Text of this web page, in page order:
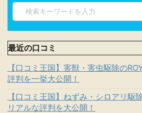
最近の口コミ
【口コミ王国】害獣・害虫駆除の
評判を一挙大公開！
【口コミ王国】ねずみ・シロアリ駆
リアルな評判を大公開！